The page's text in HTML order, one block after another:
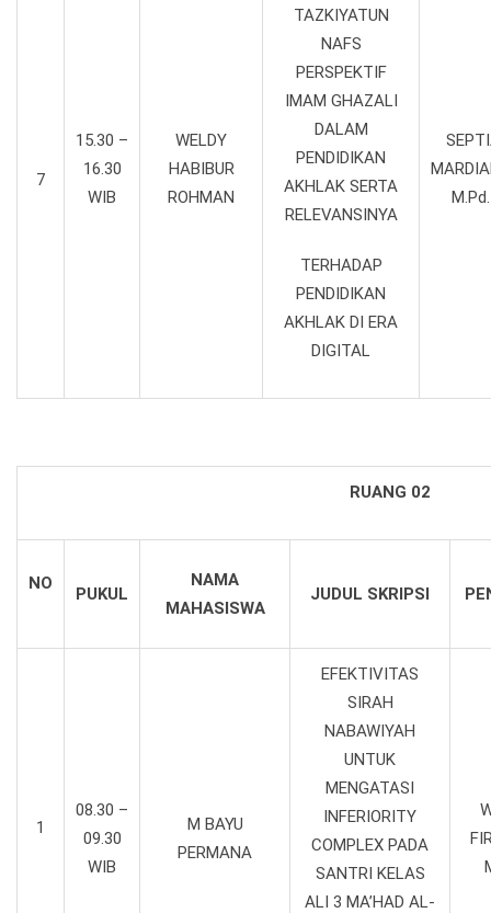
7
15.30 –
16.30
WIB
WELDY
HABIBUR
ROHMAN
TAZKIYATUN
NAFS
PERSPEKTIF
IMAM GHAZALI
DALAM
PENDIDIKAN
AKHLAK SERTA
RELEVANSINYA
TERHADAP
PENDIDIKAN
AKHLAK DI ERA
DIGITAL
RUANG 02
NO
PUKUL
NAMA
MAHASISWA
JUDUL SKRIPSI
1
08.30 –
09.30
WIB
M BAYU
PERMANA
EFEKTIVITAS
SIRAH
NABAWIYAH
UNTUK
MENGATASI
INFERIORITY
COMPLEX PADA
SANTRI KELAS
ALI 3 MA’HAD AL-